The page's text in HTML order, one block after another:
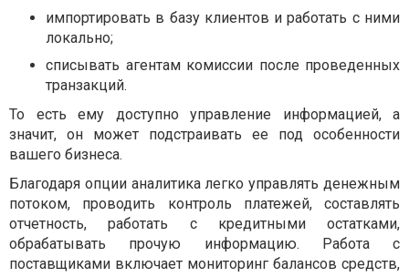
импортировать в базу клиентов и работать с ними
локально;
списывать агентам комиссии после проведенных
транзакций.
То есть ему доступно управление информацией, а
значит, он может подстраивать ее под особенности
вашего бизнеса.
Благодаря опции аналитика легко управлять денежным
потоком, проводить контроль платежей, составлять
отчетность, работать с кредитными остатками,
обрабатывать прочую информацию. Работа с
поставщиками включает мониторинг балансов средств,